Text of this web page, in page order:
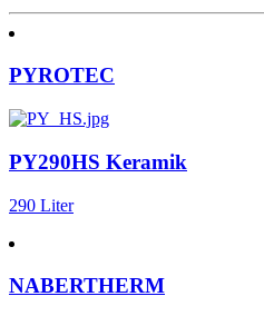
PYROTEC
PY290HS Keramik
290 Liter
NABERTHERM